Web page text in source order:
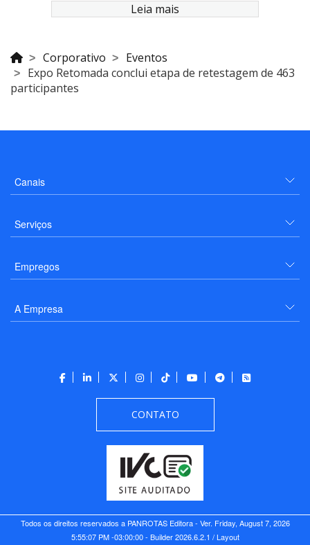
Leia mais
Corporativo
Eventos
Expo Retomada conclui etapa de retestagem de 463
participantes
Canais
Serviços
Empregos
A Empresa
CONTATO
Todos os direitos reservados a PANROTAS Editora - Ver. Friday, August 7, 2026
5:55:07 PM -03:00:00 - Builder 2026.6.2.1 / Layout